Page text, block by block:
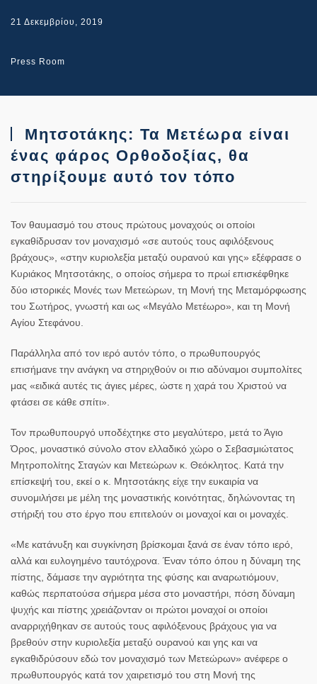
21 Δεκεμβρίου, 2019
Press Room
Μητσοτάκης: Τα Μετέωρα είναι
ένας φάρος Ορθοδοξίας, θα
στηρίξουμε αυτό τον τόπο
Τον θαυμασμό του στους πρώτους μοναχούς οι οποίοι
εγκαθίδρυσαν τον μοναχισμό «σε αυτούς τους αφιλόξενους
βράχους», «στην κυριολεξία μεταξύ ουρανού και γης» εξέφρασε ο
Κυριάκος Μητσοτάκης , ο οποίος σήμερα το πρωί επισκέφθηκε
δύο ιστορικές Μονές των Μετεώρων, τη Μονή της Μεταμόρφωσης
του Σωτήρος, γνωστή και ως «Μεγάλο Μετέωρο», και τη Μονή
Αγίου Στεφάνου.
Παράλληλα από τον ιερό αυτόν τόπο, ο πρωθυπουργός
επισήμανε την ανάγκη να στηριχθούν οι πιο αδύναμοι συμπολίτες
μας «ειδικά αυτές τις άγιες μέρες, ώστε η χαρά του Χριστού να
φτάσει σε κάθε σπίτι».
Τον πρωθυπουργό υποδέχτηκε στο μεγαλύτερο, μετά το Άγιο
Όρος, μοναστικό σύνολο στον ελλαδικό χώρο ο Σεβασμιώτατος
Μητροπολίτης Σταγών και Μετεώρων κ. Θεόκλητος. Κατά την
επίσκεψή του, εκεί ο κ. Μητσοτάκης είχε την ευκαιρία να
συνομιλήσει με μέλη της μοναστικής κοινότητας, δηλώνοντας τη
στήριξή του στο έργο που επιτελούν οι μοναχοί και οι μοναχές.
«Με κατάνυξη και συγκίνηση βρίσκομαι ξανά σε έναν τόπο ιερό,
αλλά και ευλογημένο ταυτόχρονα. Έναν τόπο όπου η δύναμη της
πίστης, δάμασε την αγριότητα της φύσης και αναρωτιόμουν,
καθώς περπατούσα σήμερα μέσα στο μοναστήρι, πόση δύναμη
ψυχής και πίστης χρειάζονταν οι πρώτοι μοναχοί οι οποίοι
αναρριχήθηκαν σε αυτούς τους αφιλόξενους βράχους για να
βρεθούν στην κυριολεξία μεταξύ ουρανού και γης και να
εγκαθιδρύσουν εδώ τον μοναχισμό των Μετεώρων» ανέφερε ο
πρωθυπουργός κατά τον χαιρετισμό του στη Μονή της